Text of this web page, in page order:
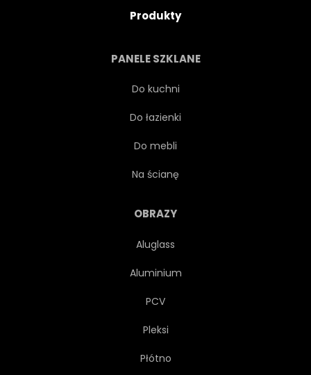
PRODUKCJI
MARCHEW
AUTENTYCZNE
Produkty
PANELE SZKLANE
Do kuchni
Do łazienki
Do mebli
Na ścianę
OBRAZY
Aluglass
Aluminium
PCV
Pleksi
Płótno